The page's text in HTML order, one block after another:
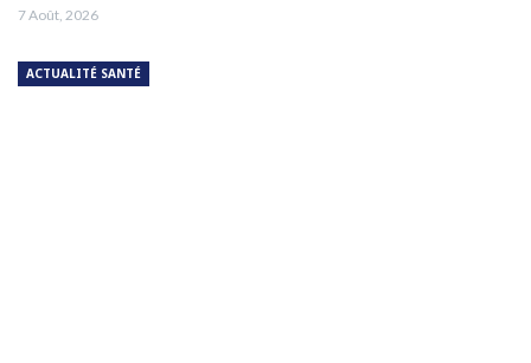
7 Août, 2026
ACTUALITÉ SANTÉ